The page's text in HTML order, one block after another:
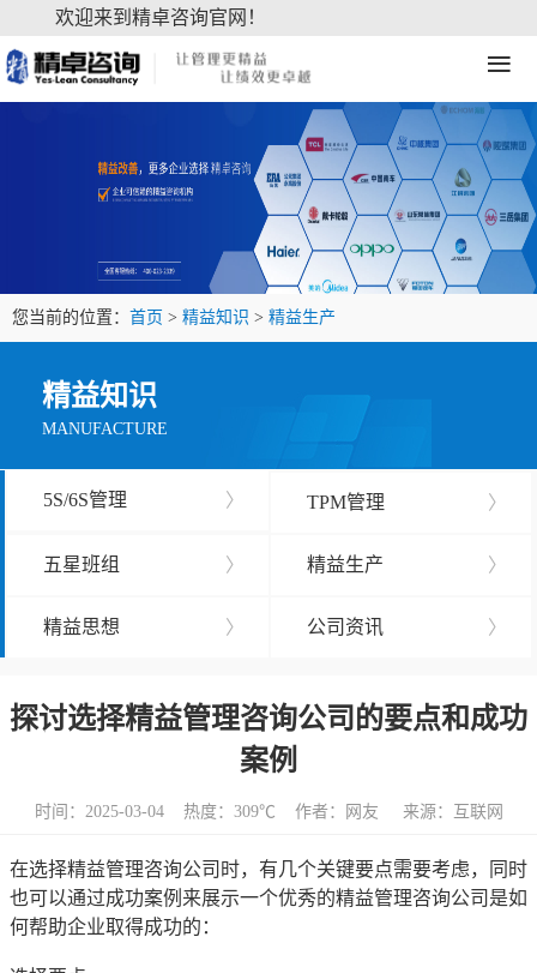
欢迎来到精卓咨询官网！
≡
您当前的位置： 首页 > 精益知识 > 精益生产
精益知识
MANUFACTURE
5S/6S管理 〉 TPM管理 〉
五星班组 〉 精益生产 〉
精益思想 〉 公司资讯 〉
探讨选择精益管理咨询公司的要点和成功
案例
时间：2025-03-04 热度： 309℃ 作者：网友 来源：互联网
在选择精益管理咨询公司时，有几个关键要点需要考虑，同时
也可以通过成功案例来展示一个优秀的精益管理咨询公司是如
何帮助企业取得成功的：